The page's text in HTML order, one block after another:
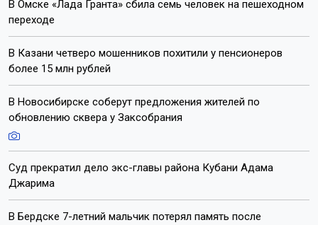
В Омске «Лада Гранта» сбила семь человек на пешеходном
переходе
В Казани четверо мошенников похитили у пенсионеров
более 15 млн рублей
В Новосибирске соберут предложения жителей по
обновлению сквера у Заксобрания
Суд прекратил дело экс-главы района Кубани Адама
Джарима
В Бердске 7-летний мальчик потерял память после